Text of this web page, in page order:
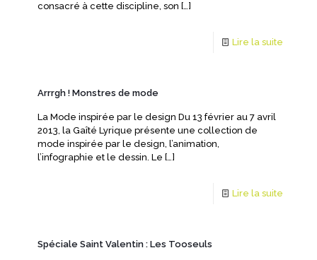
consacré à cette discipline, son […]
Lire la suite
Arrrgh ! Monstres de mode
La Mode inspirée par le design Du 13 février au 7 avril
2013, la Gaîté Lyrique présente une collection de
mode inspirée par le design, l’animation,
l’infographie et le dessin. Le […]
Lire la suite
Spéciale Saint Valentin : Les Tooseuls